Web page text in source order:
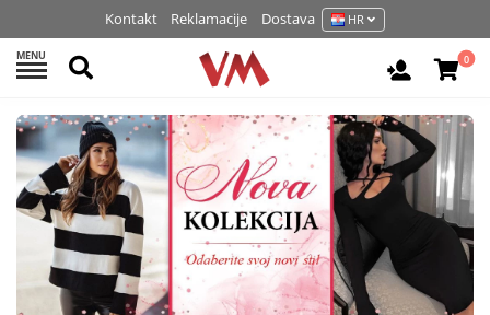
Kontakt Reklamacije Dostava HR
MENU Pretraži Prijavite
0